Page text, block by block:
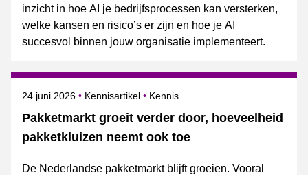
inzicht in hoe AI je bedrijfsprocessen kan versterken,
welke kansen en risico’s er zijn en hoe je AI
succesvol binnen jouw organisatie implementeert.
Pakketmarkt groeit verder door, hoeveelheid
pakketkluizen neemt ook toe
Gepubliceerd op
24 juni 2026 Kennisartikel Onderwerpen
Kennis
De Nederlandse pakketmarkt blijft groeien. Vooral